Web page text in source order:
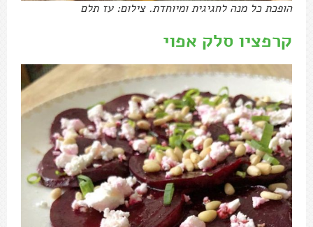
הופכת כל מנה לחגיגית ומיוחדת. צילום: עז תלם
קרפציו סלק אפוי